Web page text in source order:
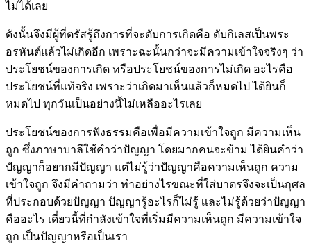
ไม่ได้เลย
ดังนั้นจึงมีผู้ที่ตรัสรู้ถึงการที่จะดับการเกิดคือ ดับกิเลสเป็นพระ
อรหันต์แล้วไม่เกิดอีก เพราะฉะนั้นกว่าจะมีความเข้าใจจริงๆ ว่า
ประโยชน์ของการเกิด หรือประโยชน์ของการไม่เกิด อะไรคือ
ประโยชน์ที่แท้จริง เพราะว่าเกิดมาเห็นแล้วก็หมดไป ได้ยินก็
หมดไป ทุกวันเป็นอย่างนี้ไม่เหลืออะไรเลย
ประโยชน์ของการฟังธรรมคือเพื่อมีความเข้าใจถูก มีความเห็น
ถูก ซึ่งภาษาบาลีใช้คำว่าปัญญา โดยมากคนจะข้าม ได้ยินคำว่า
ปัญญาก็อยากมีปัญญา แต่ไม่รู้ว่าปัญญาคือความเห็นถูก ความ
เข้าใจถูก จึงมีคำถามว่า ทำอย่างไรขณะที่ใส่บาตรจึงจะเป็นกุศล
ที่ประกอบด้วยปัญญา ปัญญารู้อะไรก็ไม่รู้ เเละไม่รู้ด้วยว่าปัญญา
คืออะไร เดี๋ยวนี้ที่กำลังเข้าใจที่เริ่มมีความเห็นถูก มีความเข้าใจ
ถูก เป็นปัญญาหรือเป็นเรา